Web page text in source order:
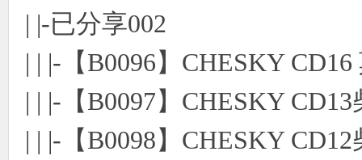
| |-已分享002
| | |-【B0096】CHESKY
| | |-【B0097】CHESKY
| | |-【B0098】CHESKY